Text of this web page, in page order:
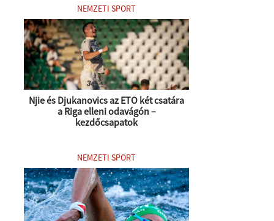
NEMZETI SPORT
Njie és Djukanovics az ETO két csatára
a Riga elleni odavágón –
kezdőcsapatok
NEMZETI SPORT